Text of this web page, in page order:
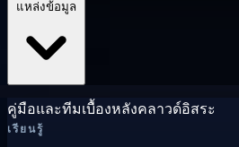
คู่มือและทีมเบื้องหลังคลาวด์อิสระ
เรียนรู้